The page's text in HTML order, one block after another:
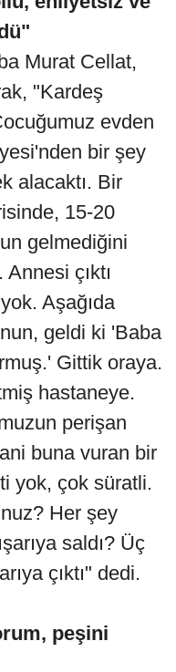
Murat Cellat,
"Kardeş
evden
bir şey
alacaktı. Bir
15-20
gelmediğini
çıktı
Aşağıda
geldi ki 'Baba
Gittik oraya.
hastaneye.
perişan
buna vuran bir
yok, çok süratli.
Her şey
saldı? Üç
çıktı" dedi.
peşini